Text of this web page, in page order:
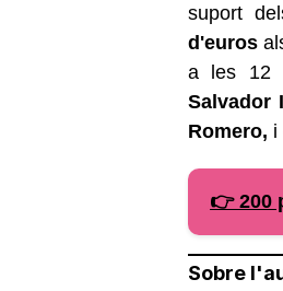
suport
d'euros
a les 12
Salvador
Romero, i
👉 200
Sobre